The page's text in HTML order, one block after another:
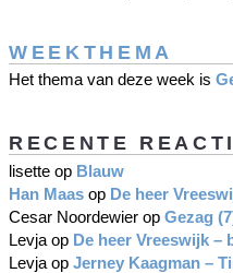
WEEKTHEMA
Het thema van deze week is
RECENTE
lisette op Blauw
Han Maas op De heer
Cesar Noordewier op Gezag
Levja op De heer Vreeswijk –
Levja op Jerney Kaagman –